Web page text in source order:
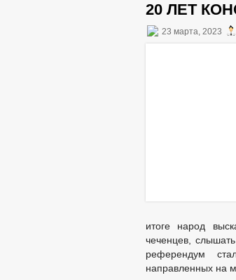
20 ЛЕТ
23 марта, 2023
итоге народ
чеченцев,
референдум
направленных на